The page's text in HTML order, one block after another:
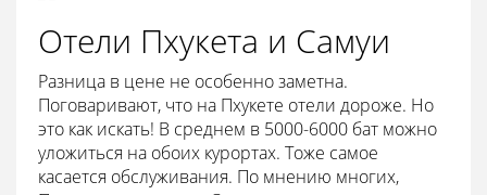
Отели Пхукета и Самуи
Разница в цене не особенно заметна.
Поговаривают, что на Пхукете отели дороже. Но
это как искать! В среднем в 5000-6000 бат можно
уложиться на обоих курортах. Тоже самое
касается обслуживания. По мнению многих,